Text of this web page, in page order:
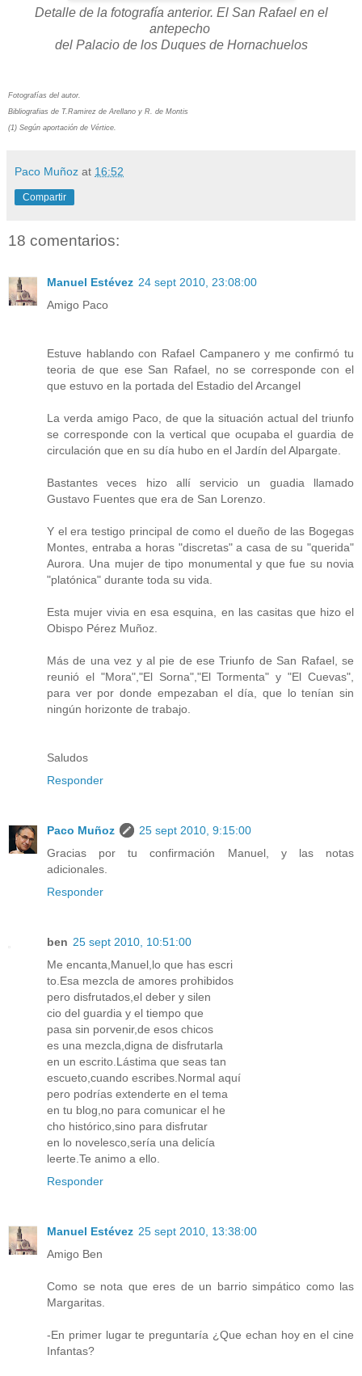
Detalle de la fotografía anterior. El San Rafael en el
antepecho
del Palacio de los Duques de Hornachuelos
Fotografías del autor.
Bibliografias de T.Ramirez de Arellano y R. de Montis
(1) Según aportación de Vértice.
Paco Muñoz at 16:52
Compartir
18 comentarios:
Manuel Estévez 24 sept 2010, 23:08:00
Amigo Paco
Estuve hablando con Rafael Campanero y me confirmó tu
teoria de que ese San Rafael, no se corresponde con el
que estuvo en la portada del Estadio del Arcangel
La verda amigo Paco, de que la situación actual del triunfo
se corresponde con la vertical que ocupaba el guardia de
circulación que en su día hubo en el Jardín del Alpargate.
Bastantes veces hizo allí servicio un guadia llamado
Gustavo Fuentes que era de San Lorenzo.
Y el era testigo principal de como el dueño de las Bogegas
Montes, entraba a horas "discretas" a casa de su "querida"
Aurora. Una mujer de tipo monumental y que fue su novia
"platónica" durante toda su vida.
Esta mujer vivia en esa esquina, en las casitas que hizo el
Obispo Pérez Muñoz.
Más de una vez y al pie de ese Triunfo de San Rafael, se
reunió el "Mora","El Sorna","El Tormenta" y "El Cuevas",
para ver por donde empezaban el día, que lo tenían sin
ningún horizonte de trabajo.
Saludos
Responder
Paco Muñoz
25 sept 2010, 9:15:00
Gracias por tu confirmación Manuel, y las notas
adicionales.
Responder
ben 25 sept 2010, 10:51:00
Me encanta,Manuel,lo que has escri
to.Esa mezcla de amores prohibidos
pero disfrutados,el deber y silen
cio del guardia y el tiempo que
pasa sin porvenir,de esos chicos
es una mezcla,digna de disfrutarla
en un escrito.Lástima que seas tan
escueto,cuando escribes.Normal aquí
pero podrías extenderte en el tema
en tu blog,no para comunicar el he
cho histórico,sino para disfrutar
en lo novelesco,sería una delicía
leerte.Te animo a ello.
Responder
Manuel Estévez 25 sept 2010, 13:38:00
Amigo Ben
Como se nota que eres de un barrio simpático como las
Margaritas.
-En primer lugar te preguntaría ¿Que echan hoy en el cine
Infantas?